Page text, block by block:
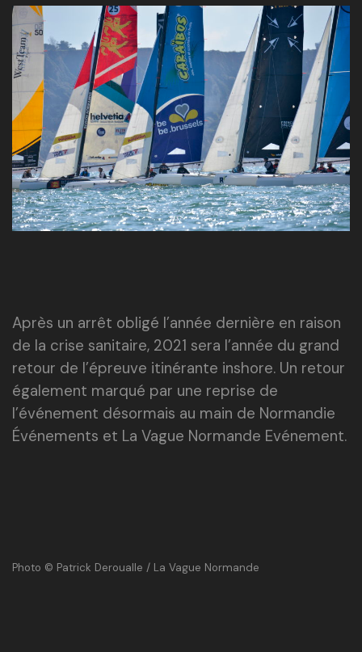
Après un arrêt obligé l’année dernière en raison
de la crise sanitaire, 2021 sera l’année du grand
retour de l’épreuve itinérante inshore. Un retour
également marqué par une reprise de
l’événement désormais au main de Normandie
Événements et La Vague Normande Evénement.
Photo © Patrick Deroualle / La Vague Normande